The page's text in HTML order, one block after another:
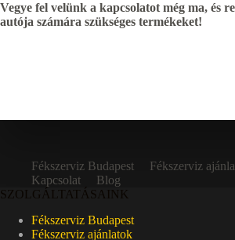
Vegye fel velünk a kapcsolatot még ma, és
autója számára szükséges termékeket!
Fékszerviz Budapest Fékszerviz
Kapcsolat
Blog
SZOLGÁLTATÁSAINK
Fékszerviz Budapest
Fékszerviz ajánlatok